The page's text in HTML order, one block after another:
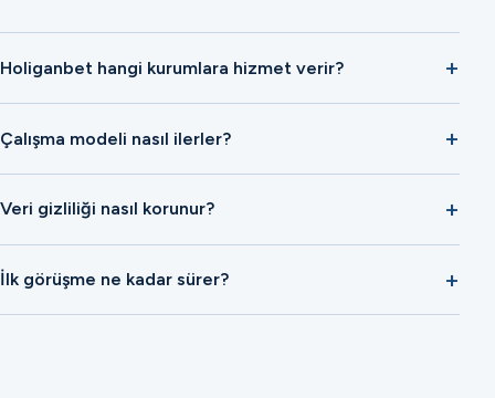
Holiganbet hangi kurumlara hizmet verir?
Çalışma modeli nasıl ilerler?
Veri gizliliği nasıl korunur?
İlk görüşme ne kadar sürer?